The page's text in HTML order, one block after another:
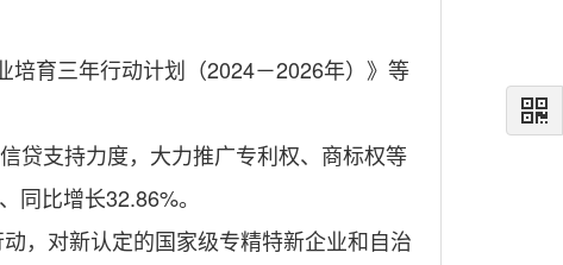
培育三年行动计划（2024－2026年）》等
贷支持力度，大力推广专利权、商标权等
同比增长32.86%。
，对新认定的国家级专精特新企业和自治